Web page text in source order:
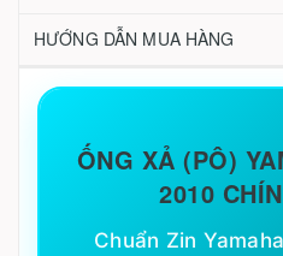
HƯỚNG DẪN MUA HÀNG
ỐNG XẢ (PÔ)
2010
Chuẩn Zin